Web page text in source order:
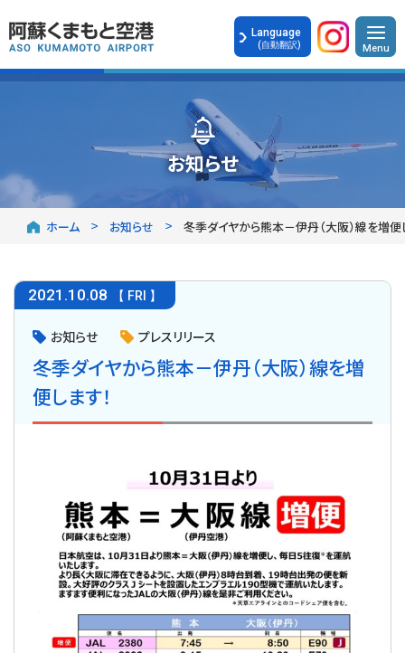
Language
(自動翻訳)
お知らせ
ホーム お知らせ 冬季ダイヤから熊本－伊丹（大阪）線を増便
2021 .10.08 【 FRI 】
お知らせ プレスリリース
冬季ダイヤから熊本－伊丹（大阪）線を増
便します！